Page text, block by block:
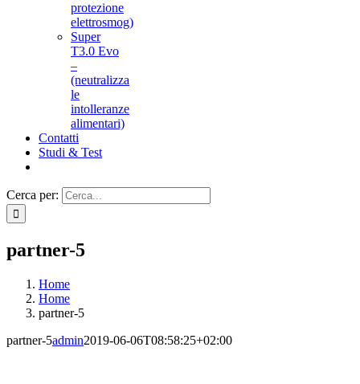
protezione
elettrosmog)
Super
T3.0 Evo
–
(neutralizza
le
intolleranze
alimentari)
Contatti
Studi & Test
Cerca per:
partner-5
Home
Home
partner-5
partner-5admin2019-06-06T08:58:25+02:00